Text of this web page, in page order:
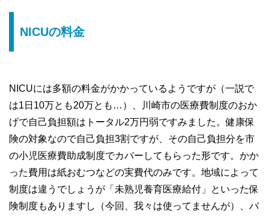
NICUの料金
NICUには多額の料金がかかっているようですが（一説で
は1日10万とも20万とも…）、川崎市の医療費制度のおか
げで自己負担額はトータル2万円弱ですみました。健康保
険の対象なので自己負担3割ですが、その自己負担分を市
の小児医療費助成制度でカバーしてもらった形です。かか
った費用は紙おむつなどの実費代のみです。地域によって
制度は違うでしょうが「未熟児養育医療給付」といった保
険制度もありますし（今回、我々は使ってませんが）、バ